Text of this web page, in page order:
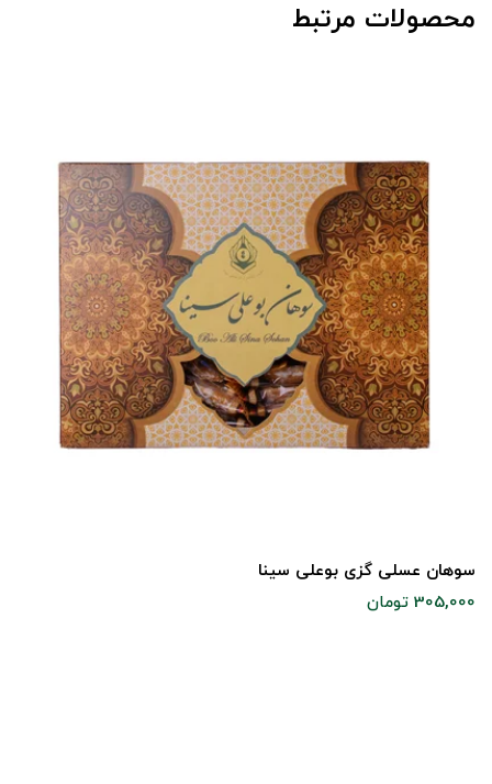
محصولات مرتبط
سوهان عسلی گزی بوعلی سینا
305,000 تومان